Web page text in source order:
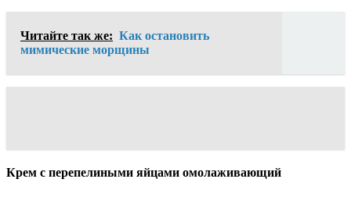
Читайте так же: Как остановить
мимические морщины
Крем с перепелиными яйцами омолаживающий